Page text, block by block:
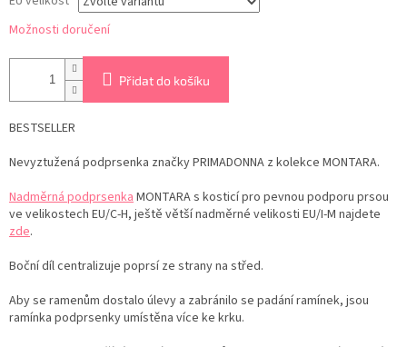
Možnosti doručení
Přidat do košíku
BESTSELLER
Nevyztužená podprsenka značky PRIMADONNA z kolekce MONTARA.
Nadměrná podprsenkaMONTARAs kosticí pro pevnou podporu prsou
ve velikostech EU/C-H, ještě větší nadměrné velikosti EU/I-M najdete
zde.
Boční díl centralizuje poprsí ze strany na střed.
Aby se ramenům dostalo úlevy a zabránilo se padání ramínek, jsou
ramínka podprsenky umístěna více ke krku.